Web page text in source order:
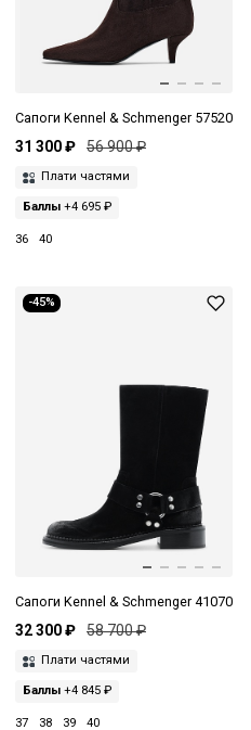
Сапоги Kennel & Schmenger 57520
31 300 ₽ 56 900 ₽
Плати частями
Баллы +4 695 ₽
36 40
-45%
Сапоги Kennel & Schmenger 41070
32 300 ₽ 58 700 ₽
Плати частями
Баллы +4 845 ₽
37 38 39 40